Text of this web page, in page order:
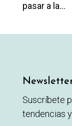
pasar a la...
Suscríbete
tendencias